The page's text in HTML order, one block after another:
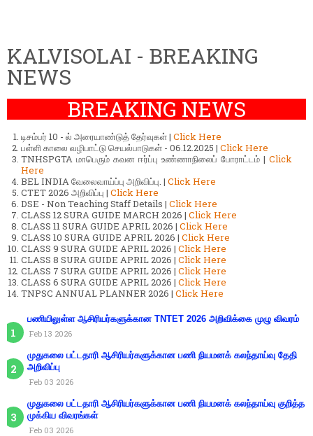
KALVISOLAI - BREAKING
NEWS
BREAKING NEWS
டிசம்பர் 10 - ல் அரையாண்டுத் தேர்வுகள் | Click Here
பள்ளி காலை வழிபாட்டு செயல்பாடுகள் - 06.12.2025 | Click Here
TNHSPGTA மாபெரும் கவன ஈர்ப்பு உண்ணாநிலைப் போராட்டம் | Click
Here
BEL INDIA வேலைவாய்ப்பு அறிவிப்பு. | Click Here
CTET 2026 அறிவிப்பு | Click Here
DSE - Non Teaching Staff Details | Click Here
CLASS 12 SURA GUIDE MARCH 2026 | Click Here
CLASS 11 SURA GUIDE APRIL 2026 | Click Here
CLASS 10 SURA GUIDE APRIL 2026 | Click Here
CLASS 9 SURA GUIDE APRIL 2026 | Click Here
CLASS 8 SURA GUIDE APRIL 2026 | Click Here
CLASS 7 SURA GUIDE APRIL 2026 | Click Here
CLASS 6 SURA GUIDE APRIL 2026 | Click Here
TNPSC ANNUAL PLANNER 2026 | Click Here
பணியிலுள்ள ஆசிரியர்களுக்கான TNTET 2026 அறிவிக்கை முழு விவரம்
Feb 13 2026
முதுகலை பட்டதாரி ஆசிரியர்களுக்கான பணி நியமனக் கலந்தாய்வு தேதி
அறிவிப்பு
Feb 03 2026
முதுகலை பட்டதாரி ஆசிரியர்களுக்கான பணி நியமனக் கலந்தாய்வு குறித்த
முக்கிய விவரங்கள்
Feb 03 2026